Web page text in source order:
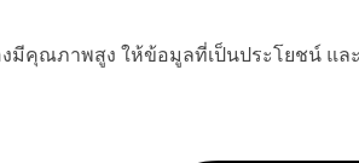
คุณภาพสูง ให้ข้อมูลที่เป็นประโยชน์ แ